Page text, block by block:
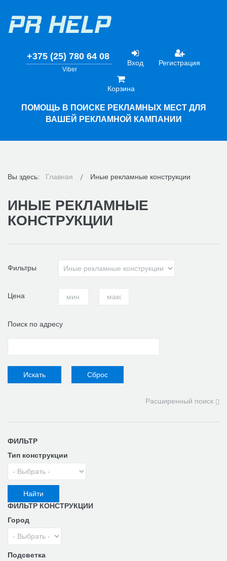
+375 (25) 780 64 08
Viber
Вход Регистрация
Корзина
ПОМОЩЬ В ПОИСКЕ РЕКЛАМНЫХ МЕСТ ДЛЯ
ВАШЕЙ РЕКЛАМНОЙ КАМПАНИИ
Вы здесь: Главная Иные рекламные конструкции
ИНЫЕ РЕКЛАМНЫЕ
КОНСТРУКЦИИ
Фильтры
Цена
Поиск по адресу
Расширенный поиск
ФИЛЬТР
Тип конструкции
ФИЛЬТР КОНСТРУКЦИИ
Город
Подсветка